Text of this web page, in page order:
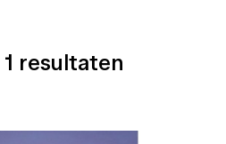
1 resultaten